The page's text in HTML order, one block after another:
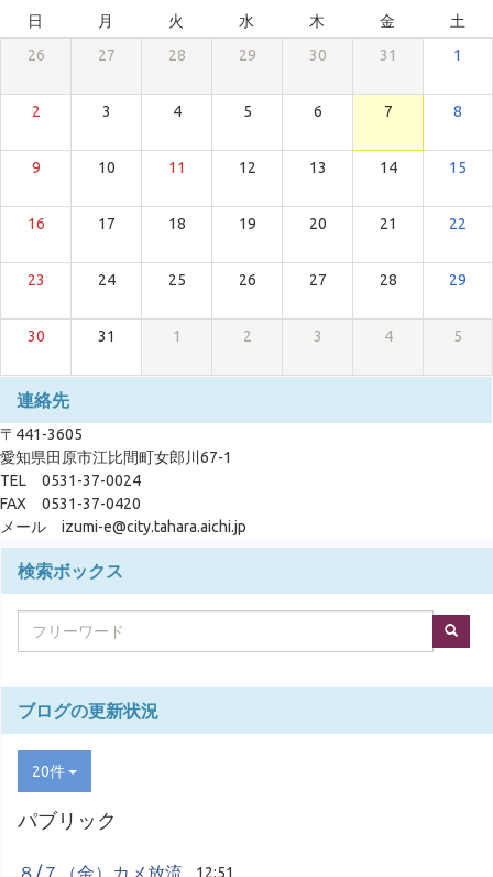
日 月 火 水 木 金
土
26
27 28 29 30 31 1
2 3 4 5 6 7 8
9 10 11 12 13 14 15
16 17 18 19 20 21 22
23 24 25 26 27 28 29
30 31 1 2 3 4 5
連絡先
〒441-3605
愛知県田原市江比間町女郎川67-1
TEL 0531-37-0024
FAX 0531-37-0420
メール izumi-e@city.tahara.aichi.jp
検索ボックス
ブログの更新状況
20件
パブリック
８/７（金）カメ放流 12:51